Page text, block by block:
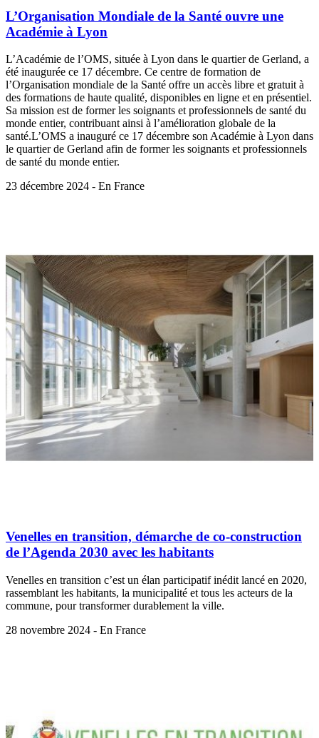
L’Organisation Mondiale de la Santé ouvre une
Académie à Lyon
L’Académie de l’OMS, située à Lyon dans le quartier de Gerland, a
été inaugurée ce 17 décembre. Ce centre de formation de
l’Organisation mondiale de la Santé offre un accès libre et gratuit à
des formations de haute qualité, disponibles en ligne et en présentiel.
Sa mission est de former les soignants et professionnels de santé du
monde entier, contribuant ainsi à l’amélioration globale de la
santé.L’OMS a inauguré ce 17 décembre son Académie à Lyon dans
le quartier de Gerland afin de former les soignants et professionnels
de santé du monde entier.
23 décembre 2024 - En France
Venelles en transition, démarche de co-construction
de l’Agenda 2030 avec les habitants
Venelles en transition c’est un élan participatif inédit lancé en 2020,
rassemblant les habitants, la municipalité et tous les acteurs de la
commune, pour transformer durablement la ville.
28 novembre 2024 - En France